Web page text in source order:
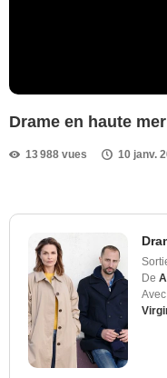
Drame en haute
13 988 vues 10 janv.
De
Avec